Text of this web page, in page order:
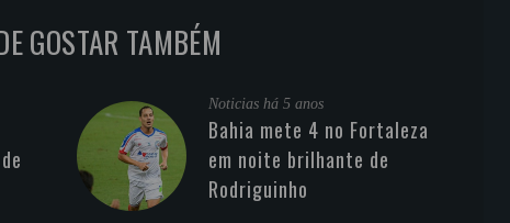
GOSTAR TAMBÉM
Noticias há 5 anos
Bahia mete 4 no Fortaleza
em noite brilhante de
Rodriguinho